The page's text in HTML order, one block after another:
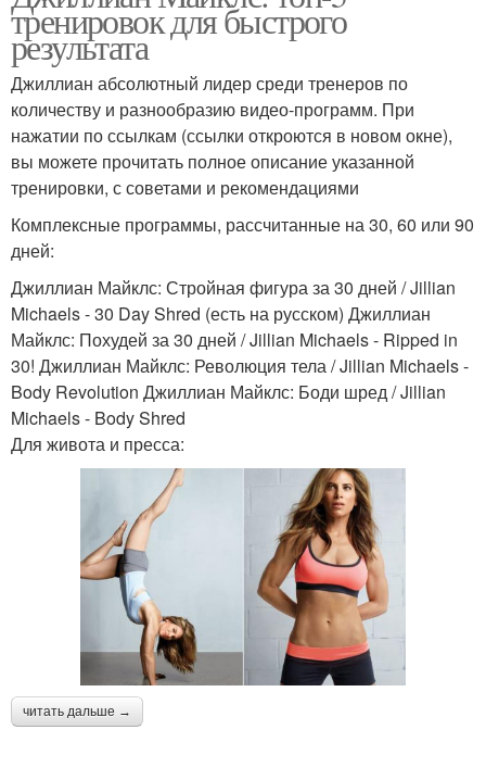
тренировок для быстрого
результата
Джиллиан абсолютный лидер среди тренеров по
количеству и разнообразию видео-программ. При
нажатии по ссылкам (ссылки откроются в новом окне),
вы можете прочитать полное описание указанной
тренировки, с советами и рекомендациями
Комплексные программы, рассчитанные на 30, 60 или 90
дней:
Джиллиан Майклс: Стройная фигура за 30 дней / Jillian
Michaels - 30 Day Shred (есть на русском) Джиллиан
Майклс: Похудей за 30 дней / Jillian Michaels - Ripped in
30! Джиллиан Майклс: Революция тела / Jillian Michaels -
Body Revolution Джиллиан Майклс: Боди шред / Jillian
Michaels - Body Shred
Для живота и пресса:
читать дальше →